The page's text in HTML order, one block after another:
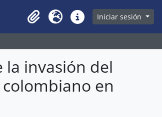
Clipboard
Idioma Enlaces rápidos
Iniciar sesión
la invasión del
en